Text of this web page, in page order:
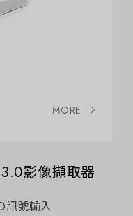
MORE
影像擷取器
訊號輸入